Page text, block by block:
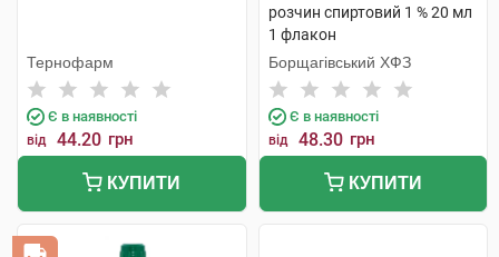
Тернофарм
Є в наявності
від 44.20 грн
КУПИТИ
розчин спиртовий 1 % 20 мл
1 флакон
Борщагівський ХФЗ
Є в наявності
від 48.30 грн
КУПИТИ